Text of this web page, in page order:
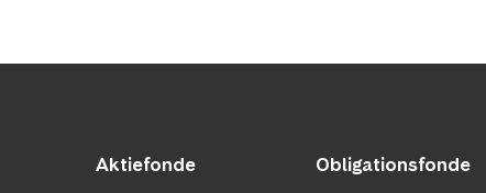
Aktiefonde Obligationsfonde